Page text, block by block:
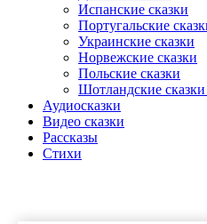
Испанские сказки
Португальские
Украинские сказки
Норвежские сказки
Польские сказки
Шотландские
Аудиосказки
Видео сказки
Рассказы
Стихи